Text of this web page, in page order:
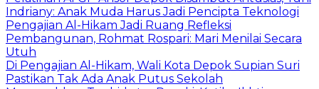
Indriany: Anak Muda Harus Jadi Pencipta Teknologi
Pengajian Al-Hikam Jadi Ruang Refleksi
Pembangunan, Rohmat Rospari: Mari Menilai Secara
Utuh
Di Pengajian Al-Hikam, Wali Kota Depok Supian Suri
Pastikan Tak Ada Anak Putus Sekolah